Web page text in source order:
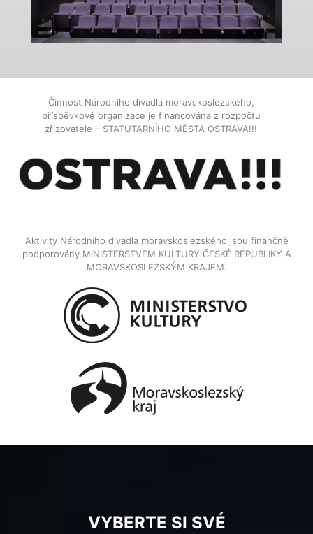
Činnost Národního divadla moravskoslezského,
příspěvkové organizace je financována z rozpočtu
zřizovatele – STATUTARNÍHO MĚSTA OSTRAVA!!!
Aktivity Národního divadla moravskoslezského jsou finančně
podporovány MINISTERSTVEM KULTURY ČESKÉ REPUBLIKY A
MORAVSKOSLEZSKÝM KRAJEM.
VYBERTE SI SVÉ